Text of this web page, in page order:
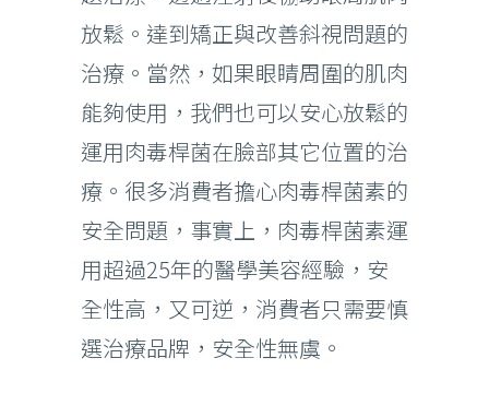
放鬆。達到矯正與改善斜視問題的
治療。當然，如果眼睛周圍的肌肉
能夠使用，我們也可以安心放鬆的
運用肉毒桿菌在臉部其它位置的治
療。很多消費者擔心肉毒桿菌素的
安全問題，事實上，肉毒桿菌素運
用超過25年的醫學美容經驗，安
全性高，又可逆，消費者只需要慎
選治療品牌，安全性無虞。